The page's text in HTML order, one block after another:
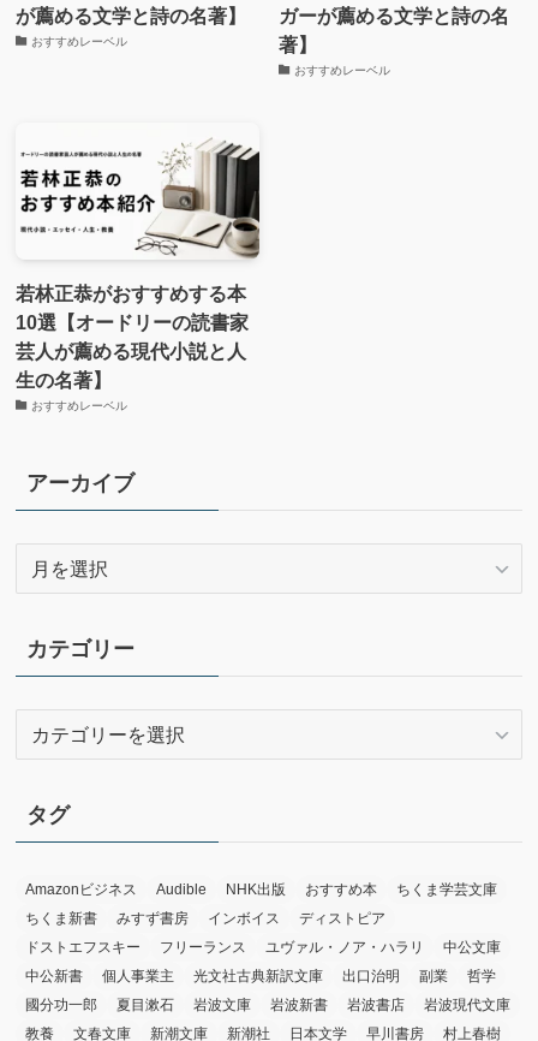
が薦める文学と詩の名著】
おすすめレーベル
ガーが薦める文学と詩の名
著】
おすすめレーベル
若林正恭がおすすめする本
10選【オードリーの読書家
芸人が薦める現代小説と人
生の名著】
おすすめレーベル
アーカイブ
イ
ブ
カテゴリー
リ
ー
タグ
Amazonビジネス Audible NHK出版 おすすめ本
ちくま学芸文庫
ちくま新書
みすず書房 インボイス
ディストピア
ドストエフスキー
フリーランス ユヴァル・ノア・ハラリ
中公文庫
中公新書
個人事業主 光文社古典新訳文庫 出口治明 副業
哲学
國分功一郎
夏目漱石 岩波文庫 岩波新書 岩波書店
岩波現代文庫
教養
文春文庫 新潮文庫 新潮社 日本文学 早川書房 村上春樹